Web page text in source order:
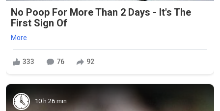
No Poop For More Than 2 Days - It's The
First Sign Of
More
333 76 92
10 h 26 min